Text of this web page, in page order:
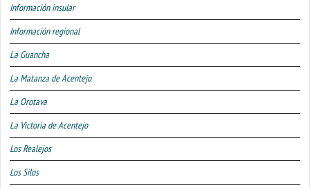
Información insular
Información regional
La Guancha
La Matanza de Acentejo
La Orotava
La Victoria de Acentejo
Los Realejos
Los Silos